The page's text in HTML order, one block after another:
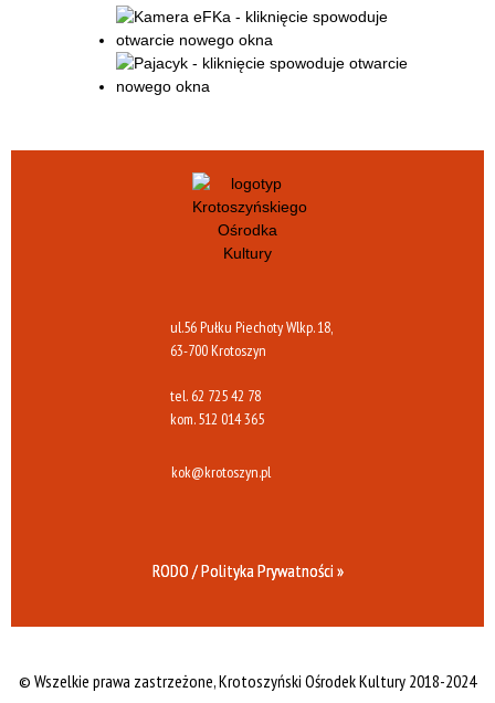
Promowane
ul.56 Pułku Piechoty Wlkp. 18,
63-700 Krotoszyn
tel. 62 725 42 78
kom.512 014 365
kok@krotoszyn.pl
RODO / Polityka Prywatności »
© Wszelkie prawa zastrzeżone,Krotoszyński Ośrodek Kultury 2018-2024